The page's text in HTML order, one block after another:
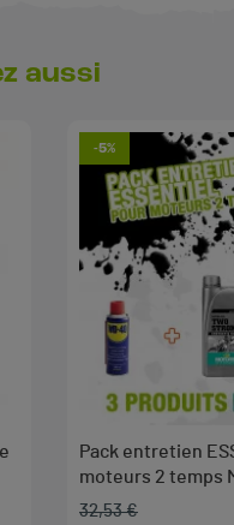
aussi
-5%
Pack entretien
moteurs 2 temps
Prix de base
32,53 €
Prix